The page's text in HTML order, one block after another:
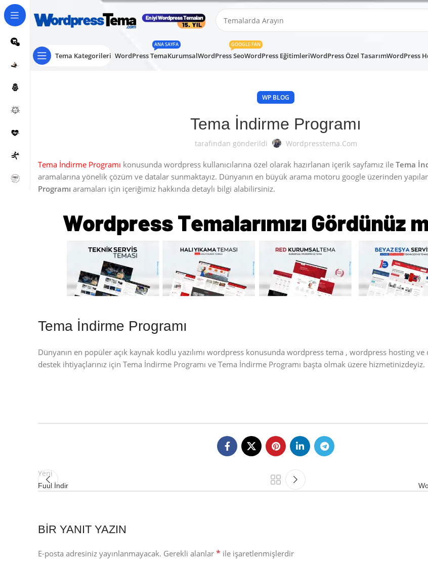
Tema Kategorileri WordPress Tema
ANA SAYFA
KurumsalWordPress Seo
GOOGLE FAN
WordPress EğitimleriWordPress Özel TasarımWordPress
WP BLOG
Tema İndirme Programı
tarafından gönderildi Wordpresstema.com
Tema İndirme Programı konusunda wordpress kullanıcılarına özel olarak hazırlanan içerik sayfamız ile Tema
aramalarına yönelik çözüm ve datalar sunmaktayız. Dünyanın en büyük arama motoru google üzerinden
Programı aramaları için içeriğimiz hakkında detaylı bilgi alabilirsiniz.
Tema İndirme Programı
Dünyanın en popüler açık kaynak kodlu yazılımı wordpress konusunda wordpress tema , wordpress hosting
destek ihtiyaçlarınız için Tema İndirme Programı ve Tema İndirme Programı başta olmak üzere hizmetinizdeyiz.
Yeni
Fuul İndir
BIR YANIT YAZIN
E-posta adresiniz yayınlanmayacak. Gerekli alanlar * ile işaretlenmişlerdir